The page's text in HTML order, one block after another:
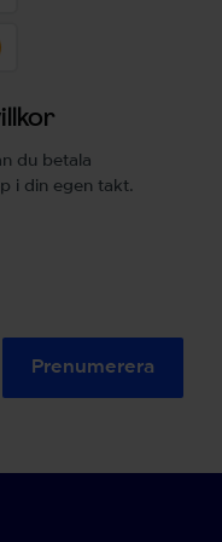
du betala
i din egen takt.
Prenumerera